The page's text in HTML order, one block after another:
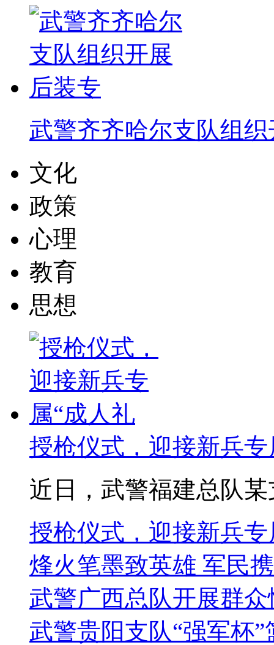
武警齐齐哈尔支队组
文化
政策
心理
教育
思想
授枪仪式，迎接新兵专
近日，武警福建总队
授枪仪式，迎接新兵专
烽火笔墨致英雄 军民
武警广西总队开展群
武警贵阳支队“强军杯